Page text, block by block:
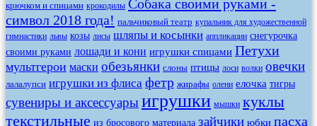
крючком и спицами крокодилы Собака своими руками -
символ 2018 года! пальчиковый театр купальник для художественной
гимнастики львы козы лисы шляпы и косынки аппликации снегурочка
своими руками лошади и кони игрушки спицами Петухи
мультгерои маски обезьянки слоны птицы лоси волки овечки
лалалупси игрушки из флиса фетр жирафы олени елочка тигры
сувениры и аксессуарыигрушки мышки куклы
текстильные из бросового материала зайчики юбки пасха